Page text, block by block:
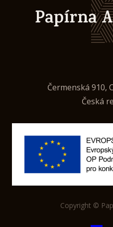
Papírna
Čermenská 910,
Česká
Copyright ©